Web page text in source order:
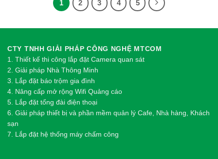
1 2 3 4 5
CTY TNHH GIẢI PHÁP CÔNG NGHỆ MTCOM
1. Thiết kế thi công lắp đặt Camera quan sát
2. Giải pháp Nhà Thông Minh
3. Lắp đặt báo trộm gia đình
4. Nâng cấp mở rộng Wifi Quảng cáo
5. Lắp đặt tổng đài điện thoại
6. Giải pháp thiết bị và phần mềm quản lý Cafe, Nhà hàng, Khách
sạn
7. Lắp đặt hệ thống máy chấm công